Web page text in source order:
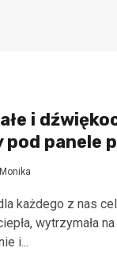
i
pod panele
Monika
każdego z nas
wytrzymała
i...